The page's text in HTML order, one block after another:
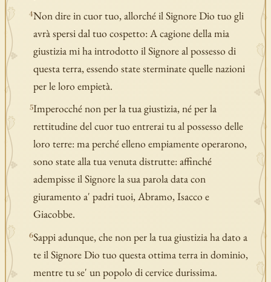
4Non dire in cuor tuo, allorché il Signore Dio tuo gli
avrà spersi dal tuo cospetto: A cagione della mia
giustizia mi ha introdotto il Signore al possesso di
questa terra, essendo state sterminate quelle nazioni
per le loro empietà.
5Imperocché non per la tua giustizia, né per la
rettitudine del cuor tuo entrerai tu al possesso delle
loro terre: ma perché elleno empiamente operarono,
sono state alla tua venuta distrutte: affinché
adempisse il Signore la sua parola data con
giuramento a' padri tuoi, Abramo, Isacco e
Giacobbe.
6Sappi adunque, che non per la tua giustizia ha dato a
te il Signore Dio tuo questa ottima terra in dominio,
mentre tu se' un popolo di cervice durissima.